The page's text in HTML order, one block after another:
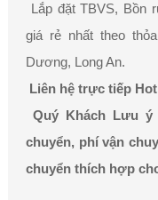
Lắp đặt TBVS, Bồn
giá rẻ nhất theo
Dương, Long An.
Liên hệ trực tiếp
Quý Khách Lưu
chuyển, phí vận
chuyển thích hợp